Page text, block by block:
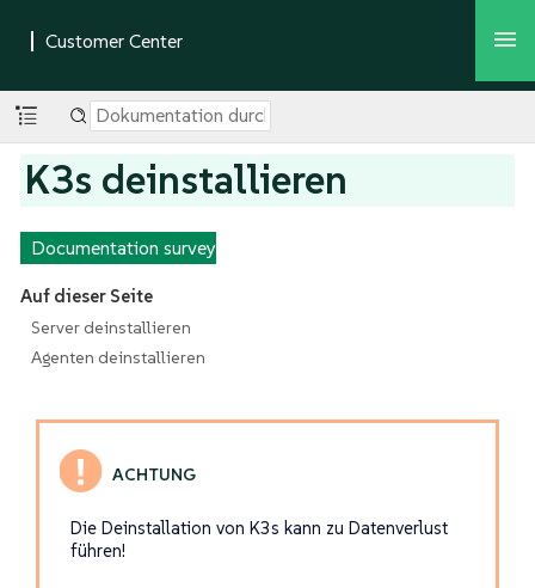
K3s deinstallieren
Documentation survey
Auf dieser Seite
Server deinstallieren
Agenten deinstallieren
Die Deinstallation von K3s kann zu Datenverlust
führen!